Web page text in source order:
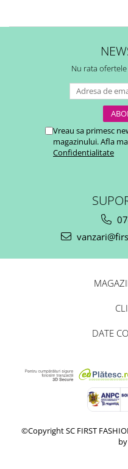
Nu rata
Vreau sa primesc
magazinului. Afla
Confidentialitate
DATE
©Copyright SC FIRST